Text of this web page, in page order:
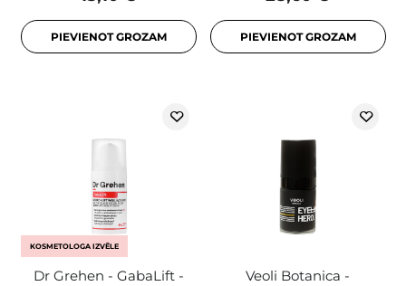
PIEVIENOT GROZAM PIEVIENOT GROZAM
KOSMETOLOGA IZVĒLE
Dr Grehen - GabaLift -
Veoli Botanica -